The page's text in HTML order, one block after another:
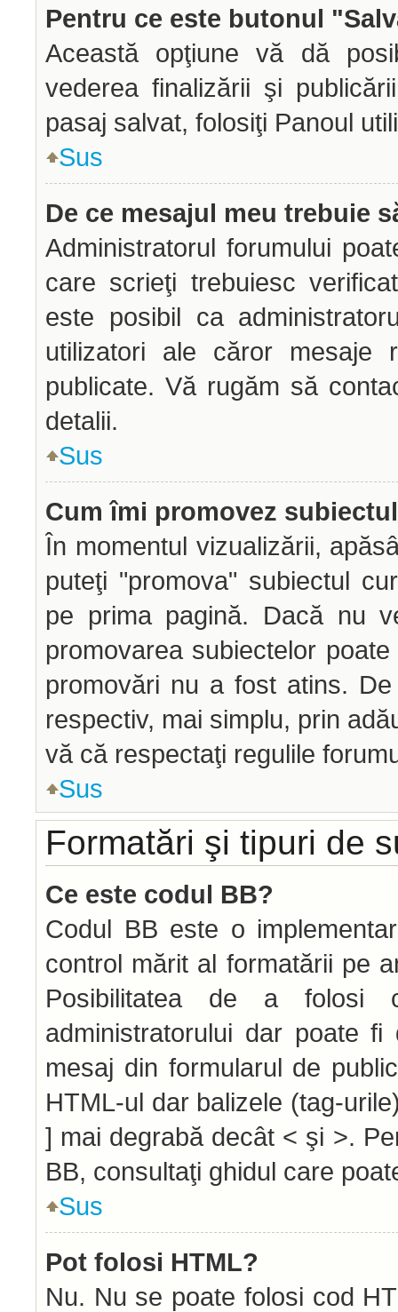
Pentru ce este butonul
Această opţiune vă dă
vederea finalizării şi
pasaj salvat, folosiţi Panoul
Sus
De ce mesajul meu trebuie
Administratorul forumului
care scrieţi trebuiesc
este posibil ca
utilizatori ale căror
publicate. Vă rugăm să
detalii.
Sus
Cum îmi promovez
În momentul vizualizării,
puteţi "promova" subiectul
pe prima pagină. Dacă nu
promovarea subiectelor
promovări nu a fost atins.
respectiv, mai simplu, prin
vă că respectaţi regulile
Sus
Formatări şi tipuri de
Ce este codul BB?
Codul BB este o
control mărit al formatării pe
Posibilitatea de a folosi
administratorului dar poate
mesaj din formularul de
HTML-ul dar balizele (tag-
] mai degrabă decât < şi >.
BB, consultaţi ghidul care
Sus
Pot folosi HTML?
Nu. Nu se poate folosi cod